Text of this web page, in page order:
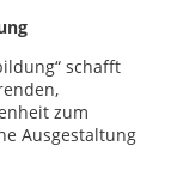
schafft
zum
Ausgestaltung